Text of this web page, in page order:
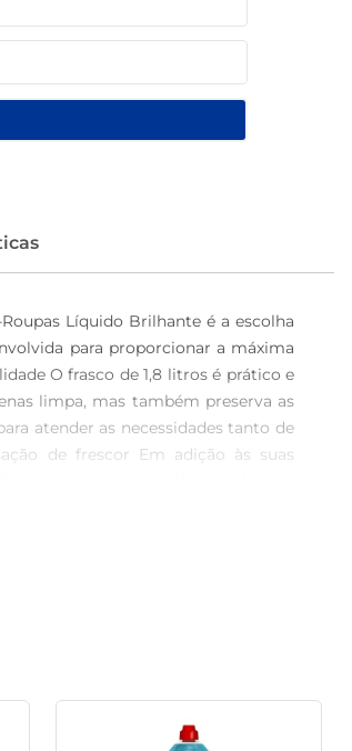
Líquido Brilhante é a escolha
para proporcionar a máxima
O frasco de 1,8 litros é prático e
limpa, mas também preserva as
atender as necessidades tanto de
de frescor Em adição às suas
O Lava-Roupas Líquido Brilhante